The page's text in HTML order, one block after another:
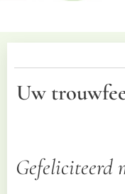
Uw
Gefeliciteerd